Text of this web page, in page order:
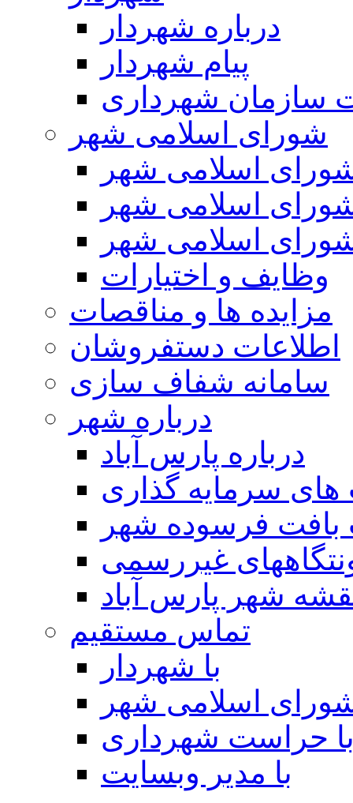
درباره شهردار
پیام شهردار
سازمان شهرداری
شورای اسلامی شهر
اسلامی شهر
اسلامی شهر
اسلامی شهر
وظایف و اختیارات
مزایده ها و مناقصات
اطلاعات دستفروشان
سامانه شفاف سازی
درباره شهر
درباره پارس آباد
سرمایه گذاری
بافت فرسوده شهر
غیررسمی
شهر پارس آباد
تماس مستقیم
با شهردار
اسلامی شهر
حراست شهرداری
با مدیر وبسایت